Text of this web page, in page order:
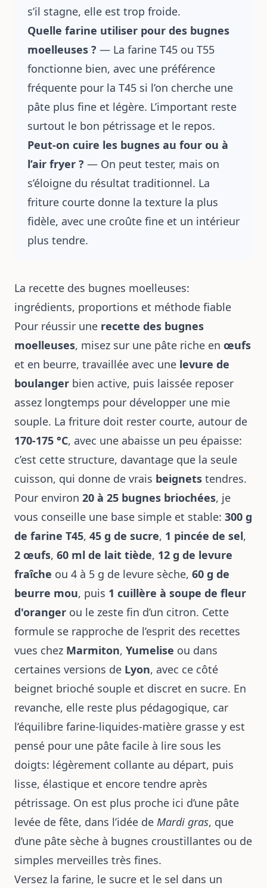
s’il stagne, elle est trop froide.
Quelle farine utiliser pour des bugnes
moelleuses ? — La farine T45 ou T55
fonctionne bien, avec une préférence
fréquente pour la T45 si l’on cherche une
pâte plus fine et légère. L’important reste
surtout le bon pétrissage et le repos.
Peut-on cuire les bugnes au four ou à
l’air fryer ? — On peut tester, mais on
s’éloigne du résultat traditionnel. La
friture courte donne la texture la plus
fidèle, avec une croûte fine et un intérieur
plus tendre.
La recette des bugnes moelleuses:
ingrédients, proportions et méthode fiable
Pour réussir une recette des bugnes
moelleuses, misez sur une pâte riche en œufs
et en beurre, travaillée avec une levure de
boulanger bien active, puis laissée reposer
assez longtemps pour développer une mie
souple. La friture doit rester courte, autour de
170-175 °C, avec une abaisse un peu épaisse:
c’est cette structure, davantage que la seule
cuisson, qui donne de vrais beignets tendres.
Pour environ 20 à 25 bugnes briochées, je
vous conseille une base simple et stable: 300 g
de farine T45, 45 g de sucre, 1 pincée de sel,
2 œufs, 60 ml de lait tiède, 12 g de levure
fraîche ou 4 à 5 g de levure sèche, 60 g de
beurre mou, puis 1 cuillère à soupe de fleur
d'oranger ou le zeste fin d’un citron. Cette
formule se rapproche de l’esprit des recettes
vues chez Marmiton, Yumelise ou dans
certaines versions de Lyon, avec ce côté
beignet brioché souple et discret en sucre. En
revanche, elle reste plus pédagogique, car
l’équilibre farine-liquides-matière grasse y est
pensé pour une pâte facile à lire sous les
doigts: légèrement collante au départ, puis
lisse, élastique et encore tendre après
pétrissage. On est plus proche ici d’une pâte
levée de fête, dans l’idée de Mardi gras, que
d’une pâte sèche à bugnes croustillantes ou de
simples merveilles très fines.
Versez la farine, le sucre et le sel dans un